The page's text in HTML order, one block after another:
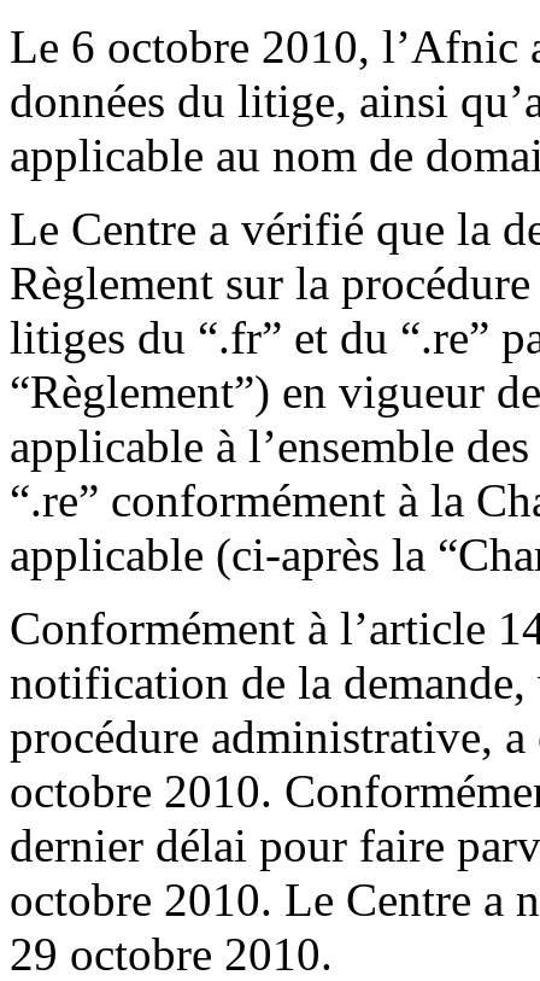
Le 6 octobre 2010, l’Afnic
données du litige, ainsi
applicable au nom de
Le Centre a vérifié que la
Règlement sur la
litiges du “.fr” et du “.re”
“Règlement”) en vigueur
applicable à l’ensemble
“.re” conformément à la
applicable (ci-après la
Conformément à l’article
notification de la
procédure administrative, a
octobre 2010.
dernier délai pour faire
octobre 2010. Le Centre a
29 octobre 2010.